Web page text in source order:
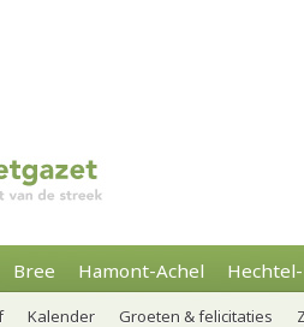
Bree Hamont-Achel
Kalender Groeten & felicitaties